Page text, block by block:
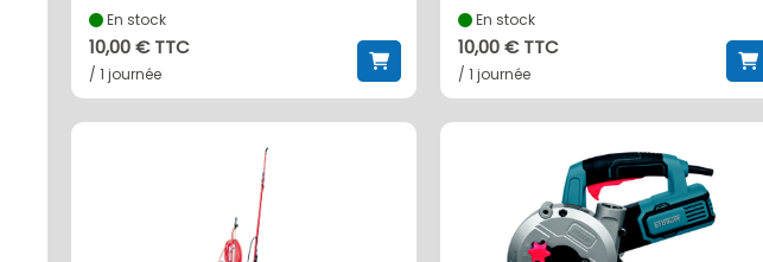
En stock
10,00 € TTC
/ 1 journée
En stock
10,00 € TTC
/ 1 journée